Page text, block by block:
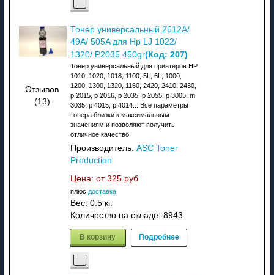
Отзывов
(13)
Тонер универсальный 2612A/
49A/ 505A для Hp LJ 1022/
1320/ P2035 450gr(Код: 207)
Тонер универсальный для принтеров HP
1010, 1020, 1018, 1100, 5L, 6L, 1000,
1200, 1300, 1320, 1160, 2420, 2410, 2430,
p 2015, p 2016, p 2035, p 2055, p 3005, m
3035, p 4015, p 4014... Все параметры
тонера близки к максимальным
значениям и позволяют получить
отличное качество
Производитель: ASC Toner
Production
Цена: от 325 руб
плюс доставка
Вес: 0.5 кг.
Количество на складе: 8943
В корзину Подробнее